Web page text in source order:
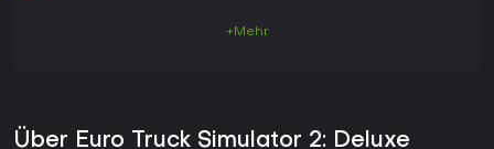
+Mehr
Über Euro Truck Simulator 2: Deluxe